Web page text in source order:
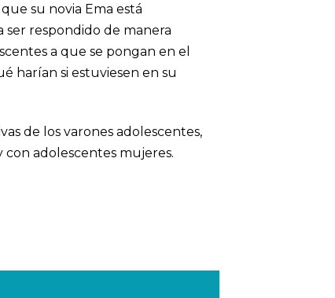
su novia Ema está
ser respondido de manera
a que se pongan en el
harían si estuviesen en su
de los varones adolescentes,
adolescentes mujeres.